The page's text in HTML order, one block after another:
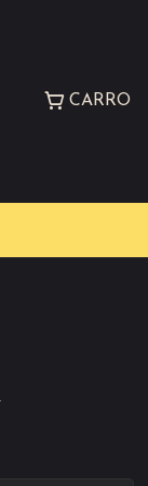
CARRO